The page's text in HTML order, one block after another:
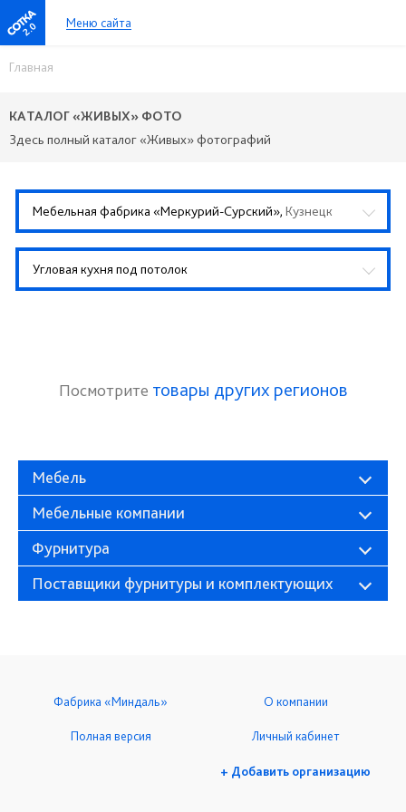
2.0 Меню сайта
Главная
КАТАЛОГ «ЖИВЫХ» ФОТО
Здесь полный каталог «Живых» фотографий
Мебельная фабрика «Меркурий-Сурский», Кузнецк
Угловая кухня под потолок
Посмотрите товары других регионов
Мебель
Мебельные компании
Фурнитура
Поставщики фурнитуры и комплектующих
Фабрика «Миндаль» О компании
Полная версия Личный кабинет
+ Добавить организацию